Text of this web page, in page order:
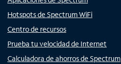
Hotspots de Spectrum WiFi
Centro de recursos
Prueba tu velocidad de Internet
Calculadora de ahorros de Spectrum